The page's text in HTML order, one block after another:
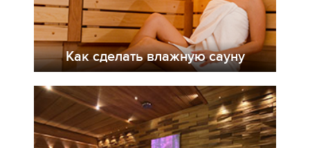
Как сделать влажную сауну